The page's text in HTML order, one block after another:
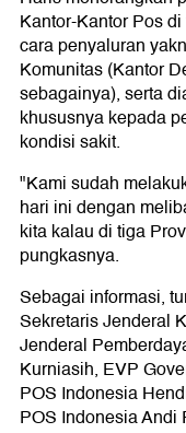
Kantor-Kantor Pos
cara penyaluran
Komunitas (Kantor
sebagainya), serta
khususnya kepada
kondisi sakit.
"Kami sudah
hari ini dengan
kita kalau di tiga
pungkasnya.
Sebagai informasi,
Sekretaris Jenderal
Jenderal
Kurniasih, EVP
POS Indonesia
POS Indonesia Andi